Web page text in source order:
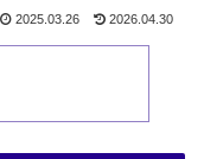
2025.03.26 2026.04.30